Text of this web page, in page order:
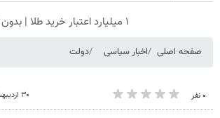
۱ میلیارد اعتبار خرید طلا | بدون ضامن و چک
صفحه اصلی اخبار سیاسی دولت
۰ نفر ۳۰ اردیبهشت ۱۴۰۵ - ۱۲:۴۸